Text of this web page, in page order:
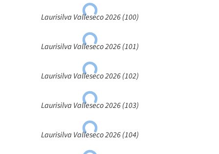
Laurisilva Valleseco 2026 (100)
Laurisilva Valleseco 2026 (101)
Laurisilva Valleseco 2026 (102)
Laurisilva Valleseco 2026 (103)
Laurisilva Valleseco 2026 (104)